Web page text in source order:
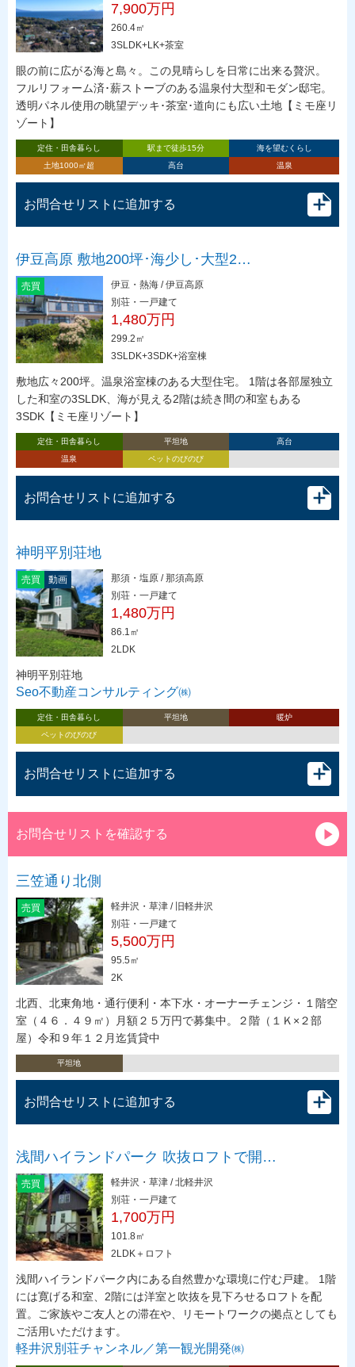
7,900万円
260.4㎡
3SLDK+LK+茶室
眼の前に広がる海と島々。この見晴らしを日常に出来る贅沢。
フルリフォーム済･薪ストーブのある温泉付大型和モダン邸宅。
透明パネル使用の眺望デッキ･茶室･道向にも広い土地【ミモ座リ
ゾート】
定住・田舎暮らし 駅まで徒歩15分
海を望むくらし
土地1000㎡超
高台 温泉
お問合せリストに追加する
伊豆高原 敷地200坪･海少し･大型2…
売買
伊豆・熱海 / 伊豆高原
別荘・一戸建て
1,480万円
299.2㎡
3SLDK+3SDK+浴室棟
敷地広々200坪。温泉浴室棟のある大型住宅。 1階は各部屋独立
した和室の3SLDK、海が見える2階は続き間の和室もある
3SDK【ミモ座リゾート】
定住・田舎暮らし 平坦地
高台
温泉
ペットのびのび
お問合せリストに追加する
神明平別荘地
売買 動画
那須・塩原 / 那須高原
別荘・一戸建て
1,480万円
86.1㎡
2LDK
神明平別荘地
Seo不動産コンサルティング㈱
定住・田舎暮らし 平坦地
暖炉
ペットのびのび
お問合せリストに追加する
お問合せリストを確認する
三笠通り北側
売買
軽井沢・草津 / 旧軽井沢
別荘・一戸建て
5,500万円
95.5㎡
2K
北西、北東角地・通行便利・本下水・オーナーチェンジ・１階空
室（４６．４９㎡）月額２５万円で募集中。２階（１Ｋ×２部
屋）令和９年１２月迄賃貸中
平坦地
お問合せリストに追加する
浅間ハイランドパーク 吹抜ロフトで開…
売買
軽井沢・草津 / 北軽井沢
別荘・一戸建て
1,700万円
101.8㎡
2LDK＋ロフト
浅間ハイランドパーク内にある自然豊かな環境に佇む戸建。 1階
には寛げる和室、2階には洋室と吹抜を見下ろせるロフトを配
置。ご家族やご友人との滞在や、リモートワークの拠点としても
ご活用いただけます。
軽井沢別荘チャンネル／第一観光開発㈱